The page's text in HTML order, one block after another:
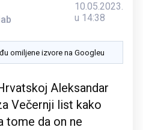
10.05.2023.
u 14:38
omiljene izvore na Googleu
Aleksandar
Večernji list kako
tome da on ne